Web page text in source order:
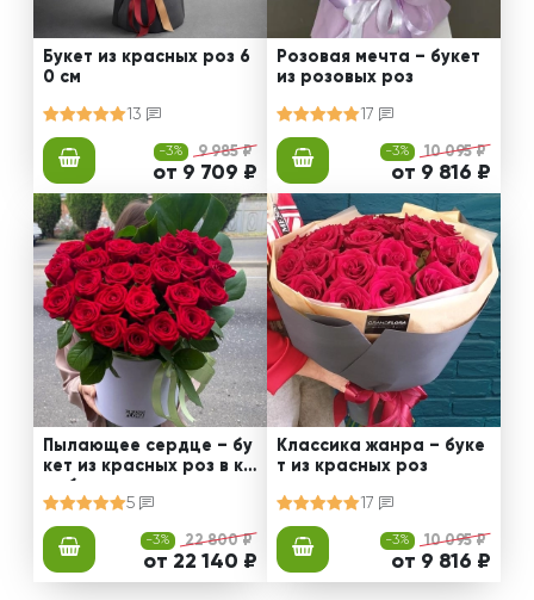
Букет из красных роз 6
0 см
13
-3% 9 985 ₽
от 9 709 ₽
Розовая мечта – букет
из розовых роз
17
-3% 10 095 ₽
от 9 816 ₽
Пылающее сердце – бу
кет из красных роз в ко
робке
5
-3% 22 800 ₽
от 22 140 ₽
Классика жанра – буке
т из красных роз
17
-3% 10 095 ₽
от 9 816 ₽